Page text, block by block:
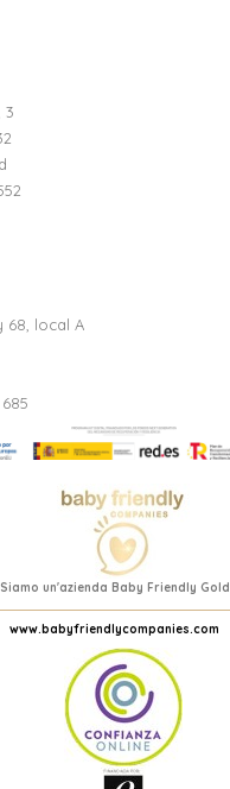
3
68, local A
Siamo un'azienda Baby Friendly Gold
www.babyfriendlycompanies.com